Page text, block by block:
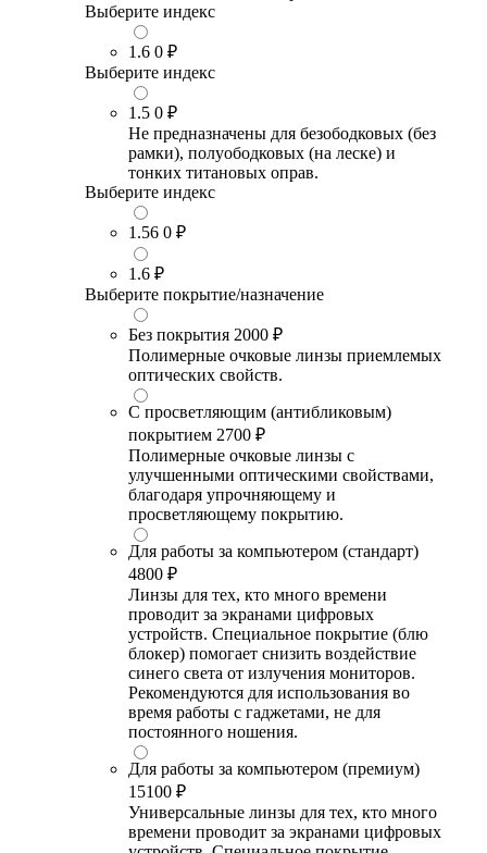
Выберите индекс
1.6 0 ₽
Выберите индекс
1.5 0 ₽
Не предназначены для безободковых (без
рамки), полуободковых (на леске) и
тонких титановых оправ.
Выберите индекс
1.56 0 ₽
1.6 ₽
Выберите покрытие/назначение
Без покрытия 2000 ₽
Полимерные очковые линзы приемлемых
оптических свойств.
С просветляющим (антибликовым)
покрытием 2700 ₽
Полимерные очковые линзы с
улучшенными оптическими свойствами,
благодаря упрочняющему и
просветляющему покрытию.
Для работы за компьютером (стандарт)
4800 ₽
Линзы для тех, кто много времени
проводит за экранами цифровых
устройств. Специальное покрытие (блю
блокер) помогает снизить воздействие
синего света от излучения мониторов.
Рекомендуются для использования во
время работы с гаджетами, не для
постоянного ношения.
Для работы за компьютером (премиум)
15100 ₽
Универсальные линзы для тех, кто много
времени проводит за экранами цифровых